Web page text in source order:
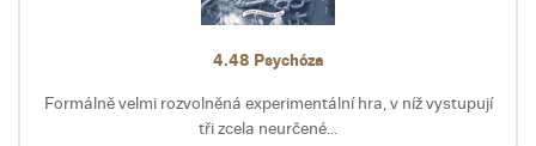
4.48 Psychóza
Formálně velmi rozvolněná experimentální hra, v níž vystupují
tři zcela neurčené...